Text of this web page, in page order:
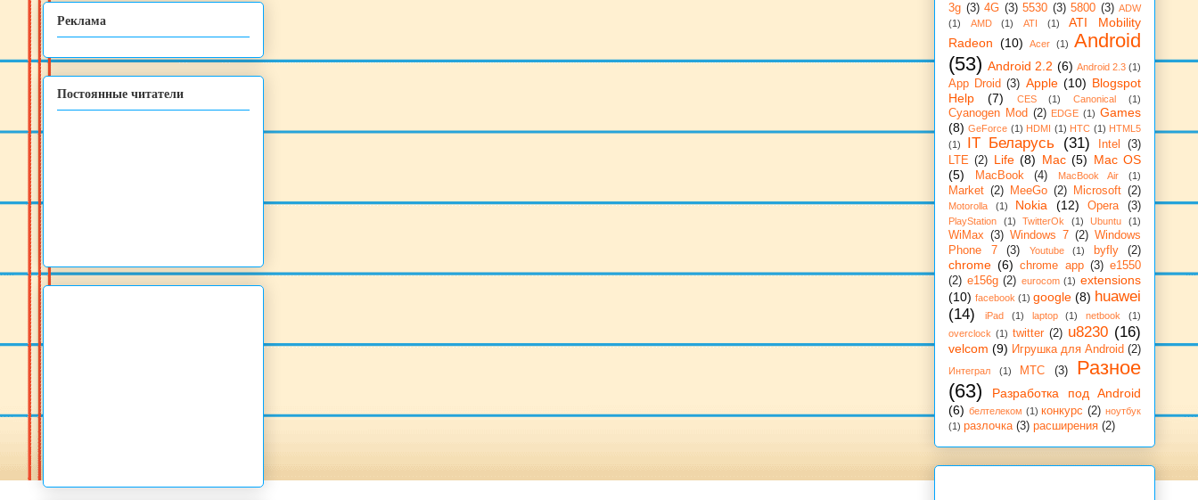
Реклама
Постоянные читатели
3g (3) 4G (3) 5530 (3) 5800 (3) ADW
(1)
AMD (1) ATI (1)
ATI Mobility
Radeon (10) Acer (1) Android
(53) Android 2.2 (6) Android 2.3 (1)
App Droid (3) Apple (10) Blogspot
Help
(7) CES (1) Canonical (1)
Cyanogen Mod (2) EDGE (1) Games
(8) GeForce (1) HDMI (1) HTC (1) HTML5
(1)
IT Беларусь (31) Intel
(3)
LTE (2) Life (8) Mac (5) Mac OS
(5)
MacBook (4) MacBook Air (1)
Market (2) MeeGo (2) Microsoft (2)
Motorolla (1) Nokia (12) Opera (3)
PlayStation (1) TwitterOk (1) Ubuntu (1)
WiMax (3) Windows 7 (2) Windows
Phone 7
(3) Youtube (1) byfly (2)
chrome (6) chrome app (3) e1550
(2) e156g (2) eurocom (1) extensions
(10) facebook (1) google (8) huawei
(14)
iPad (1) laptop (1) netbook
(1)
overclock (1) twitter (2) u8230 (16)
velcom (9) Игрушка для Android (2)
Интеграл (1) МТС (3)
Разное
(63)
Разработка под Android
(6) белтелеком (1) конкурс (2) ноутбук
(1) разлочка (3) расширения (2)